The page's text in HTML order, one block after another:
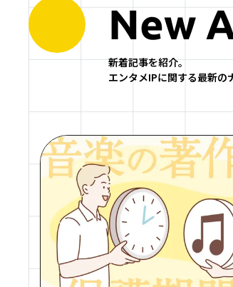
New
新着記事を紹介。
エンタメIPに関する最新の